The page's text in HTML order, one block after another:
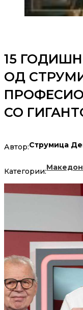
15
ОД
СО
Автор:Струмица
Категории: